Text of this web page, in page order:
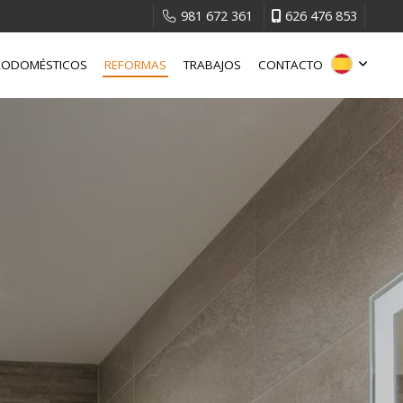
981 672 361 626 476 853
REFORMAS TRABAJOS CONTACTO